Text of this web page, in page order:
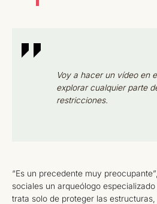
Voy a hacer un vídeo en
explorar cualquier parte
restricciones.
“Es un precedente muy
sociales un arqueólogo especializado
trata solo de proteger las